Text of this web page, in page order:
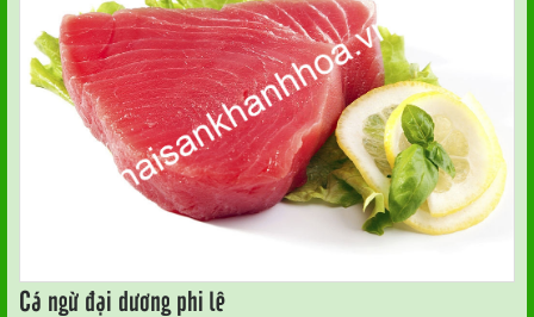
Cá ngừ đại dương phi lê